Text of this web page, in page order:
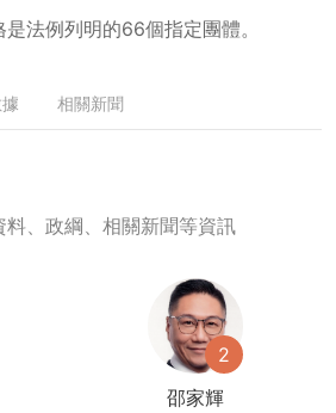
法例列明的66個指定團體。
相關新聞
、政綱、相關新聞等資訊
2
邵家輝